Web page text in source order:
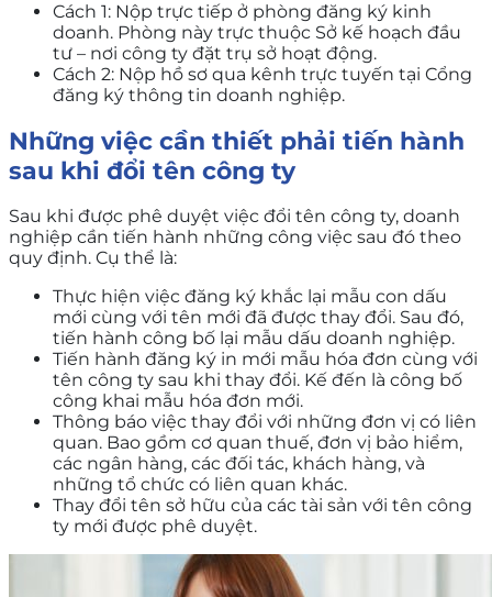
Cách 1: Nộp trực tiếp ở phòng đăng ký kinh
doanh. Phòng này trực thuộc Sở kế hoạch đầu
tư – nơi công ty đặt trụ sở hoạt động.
Cách 2: Nộp hồ sơ qua kênh trực tuyến tại Cổng
đăng ký thông tin doanh nghiệp.
Những việc cần thiết phải tiến hành
sau khi đổi tên công ty
Sau khi được phê duyệt việc đổi tên công ty, doanh
nghiệp cần tiến hành những công việc sau đó theo
quy định. Cụ thể là:
Thực hiện việc đăng ký khắc lại mẫu con dấu
mới cùng với tên mới đã được thay đổi. Sau đó,
tiến hành công bố lại mẫu dấu doanh nghiệp.
Tiến hành đăng ký in mới mẫu hóa đơn cùng với
tên công ty sau khi thay đổi. Kế đến là công bố
công khai mẫu hóa đơn mới.
Thông báo việc thay đổi với những đơn vị có liên
quan. Bao gồm cơ quan thuế, đơn vị bảo hiểm,
các ngân hàng, các đối tác, khách hàng, và
những tổ chức có liên quan khác.
Thay đổi tên sở hữu của các tài sản với tên công
ty mới được phê duyệt.